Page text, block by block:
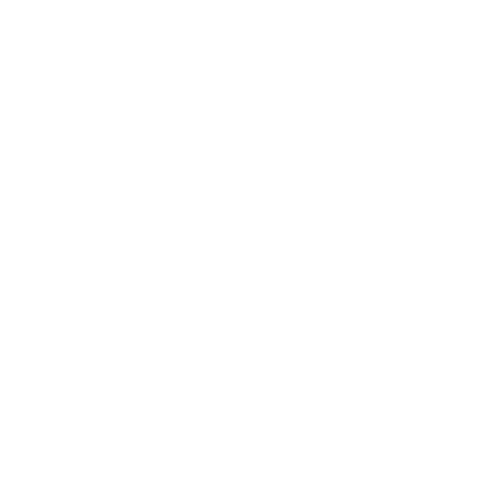
jsou předávány uživatelům - profesním